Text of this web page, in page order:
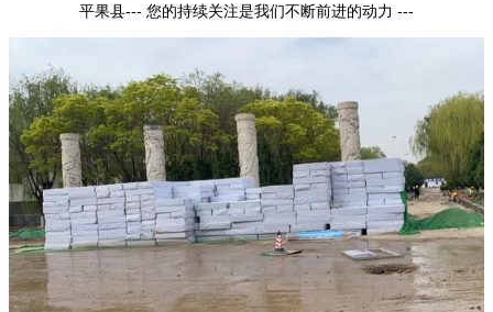
平果县--- 您的持续关注是我们不断前进的动力 ---